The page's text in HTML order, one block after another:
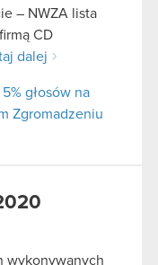
– NWZA lista
CD
dalej
głosów na
Zgromadzeniu
wykonywanych